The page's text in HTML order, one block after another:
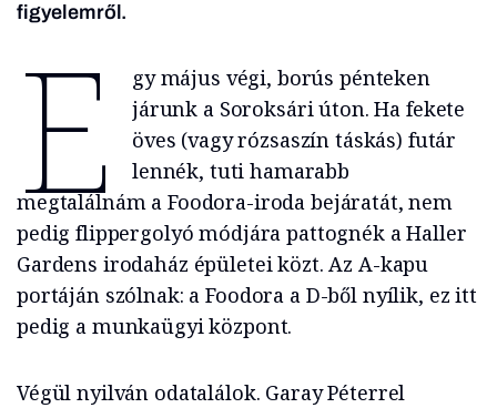
figyelemről.
E
gy május végi, borús pénteken
járunk a Soroksári úton. Ha fekete
öves (vagy rózsaszín táskás) futár
lennék, tuti hamarabb
megtalálnám a Foodora-iroda bejáratát, nem
pedig flippergolyó módjára pattognék a Haller
Gardens irodaház épületei közt. Az A-kapu
portáján szólnak: a Foodora a D-ből nyílik, ez itt
pedig a munkaügyi központ.
Végül nyilván odatalálok. Garay Péterrel